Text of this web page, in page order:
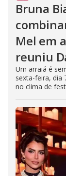
Bruna
Mel em
reuniu
Um arraiá é
sexta-feira, dia
no clima de